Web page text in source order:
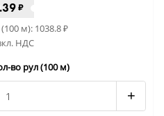
₽
м): 1038.8₽
НДС
во рул (100 м)
+